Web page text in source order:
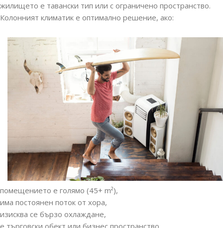
жилището е тавански тип или с ограничено пространство.
Колонният климатик е оптимално решение, ако:
помещението е голямо (45+ m²),
има постоянен поток от хора,
изисква се бързо охлаждане,
е търговски обект или бизнес пространство,